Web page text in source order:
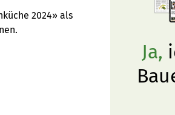
2024» als
Ja,